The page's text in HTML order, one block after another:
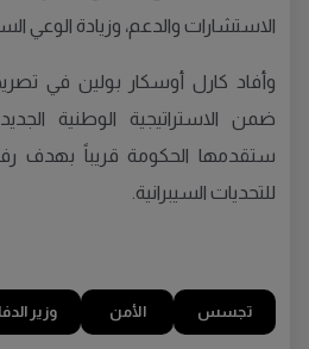
الاستشارات والدعم، وزيادة الوعي
وأفاد كارل أوسكار بولين في
ضمن الاستراتيجية الوطنية
ستقدمها الحكومة قريباً بهدف
للتحديات السيبرانية.
تجسس الأمن وزير